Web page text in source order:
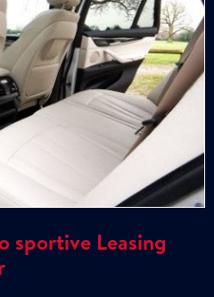
sportive Leasing